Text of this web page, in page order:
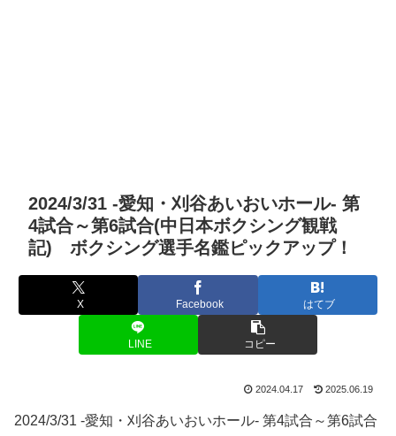
2024/3/31 -愛知・刈谷あいおいホール- 第
4試合～第6試合(中日本ボクシング観戦
記) ボクシング選手名鑑ピックアップ！
X Facebook はてブ
LINE コピー
2024.04.17 2025.06.19
2024/3/31 -愛知・刈谷あいおいホール- 第4試合～第6試合